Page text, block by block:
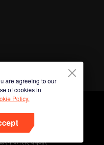
are agreeing to our
of cookies in
Policy.
के लिए क्यूआर